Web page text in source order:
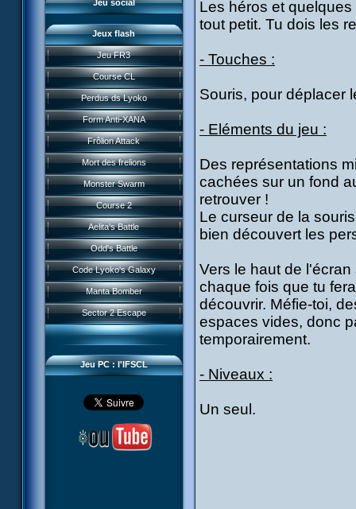
Jeu social
Jeux flash
Jeu FR3
Course CL
Perdus ds Lyoko
Form Anti-XANA
Frôlion Attack
Mort des frelions
Monster Swarm
Course 2
Aelita's Battle
Odd's Battle
Code Lyoko's Galaxy
Manta Bomber
Sector 2 Escape
Jeu PC : l'IFSCL
Présentation
News IFSCL
Le créateur
Médias
Questions fréquentes
Téléchargements
Réseau IFSCL
Les héros et
tout petit. Tu dois les
- Touches :
Souris, pour déplacer
- Eléments du jeu :
Des représentations
cachées sur un fond
retrouver !
Le curseur de la
bien découvert les
Vers le haut de
chaque fois que tu
découvrir. Méfie-toi,
espaces vides, donc
temporairement.
- Niveaux :
Un seul.